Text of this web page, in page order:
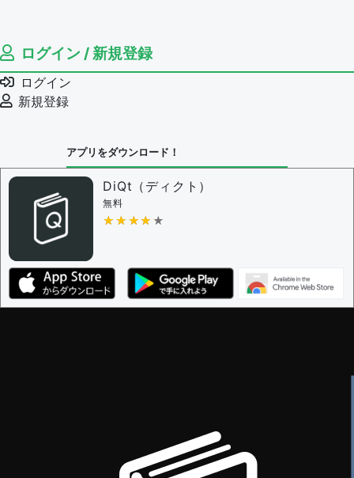
ログイン / 新規登録
ログイン
新規登録
アプリをダウンロード！
DiQt（ディクト）
無料
★★★★★
★★★★★